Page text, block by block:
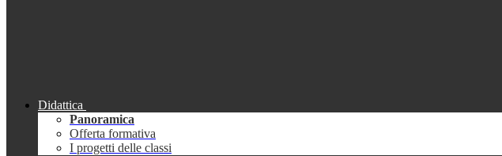
Didattica
Panoramica
Offerta formativa
I progetti delle classi